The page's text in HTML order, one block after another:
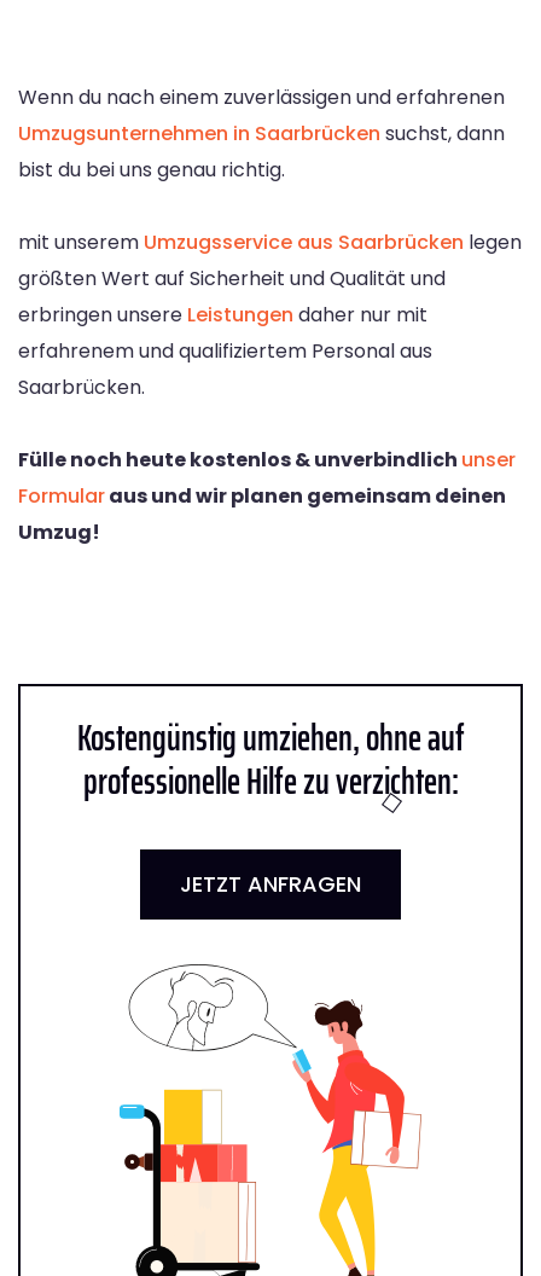
Wenn du nach einem zuverlässigen und erfahrenen
Umzugsunternehmen in Saarbrücken suchst, dann
bist du bei uns genau richtig.
mit unserem Umzugsservice aus Saarbrücken legen
größten Wert auf Sicherheit und Qualität und
erbringen unsere Leistungen daher nur mit
erfahrenem und qualifiziertem Personal aus
Saarbrücken.
Fülle noch heute kostenlos & unverbindlich unser
Formularaus und wir planen gemeinsam deinen
Umzug!
Kostengünstig umziehen, ohne auf
professionelle Hilfe zu verzichten:
JETZT ANFRAGEN